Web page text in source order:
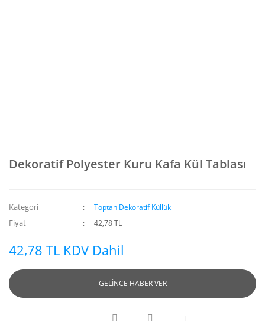
Dekoratif Polyester Kuru Kafa Kül Tablası
Kategori Toptan Dekoratif Küllük
Fiyat 42,78 TL
42,78 TL KDV Dahil
GELİNCE HABER VER